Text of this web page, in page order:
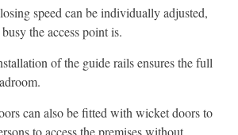
speed can be individually adjusted,
the access point is.
of the guide rails ensures the full
can also be fitted with wicket doors to